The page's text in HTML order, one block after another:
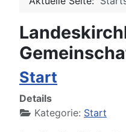
Start
Details
Kategorie: Start